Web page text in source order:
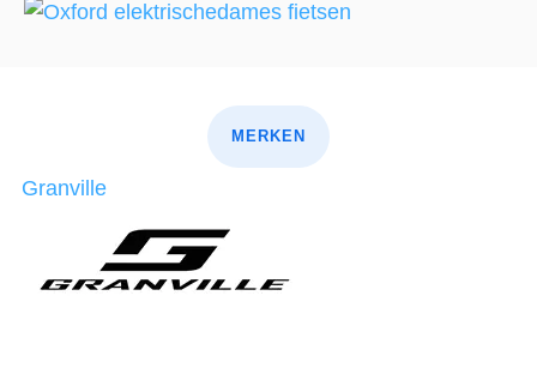
MERKEN
Granville